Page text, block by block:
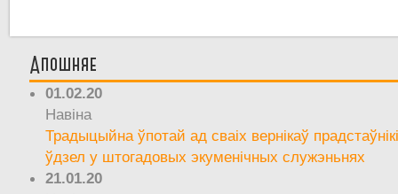
Апошняе
01.02.20
Навіна
Традыцыйна ўпотай ад сваіх вернікаў
ўдзел у штогадовых экуменічных служэньнях
21.01.20